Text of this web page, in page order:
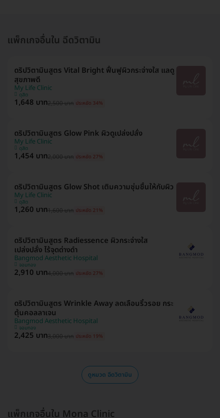
แพ็กเกจอื่นใน ฉีดวิตามิน
ดริปวิตามินสูตร Vital Bright ฟื้นฟูผิวกระจ่างใส แลดู
สุขภาพดี
My Life Clinic
ดุสิต
1,648 บาท2,500 บาท ประหยัด 34%
ดริปวิตามินสูตร Glow Pink ผิวดูเปล่งปลั่ง
My Life Clinic
ดุสิต
1,454 บาท2,000 บาท ประหยัด 27%
ดริปวิตามินสูตร Glow Shot เติมความชุ่มชื้นให้กับผิว
My Life Clinic
ดุสิต
1,260 บาท1,600 บาท ประหยัด 21%
ดริปวิตามินสูตร Radiessence ผิวกระจ่างใส
เปล่งปลั่ง ไร้จุดด่างดำ
Bangmod Aesthetic Hospital
จอมทอง
2,910 บาท4,000 บาท ประหยัด 27%
ดริปวิตามินสูตร Wrinkle Away ลดเลือนริ้วรอย กระ
ตุ้นคอลลาเจน
Bangmod Aesthetic Hospital
จอมทอง
2,425 บาท3,000 บาท ประหยัด 19%
ดูหมวด ฉีดวิตามิน
แพ็กเกจอื่นใน Mona Clinic